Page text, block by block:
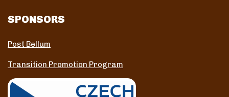
SPONSORS
Post Bellum
Transition Promotion Program